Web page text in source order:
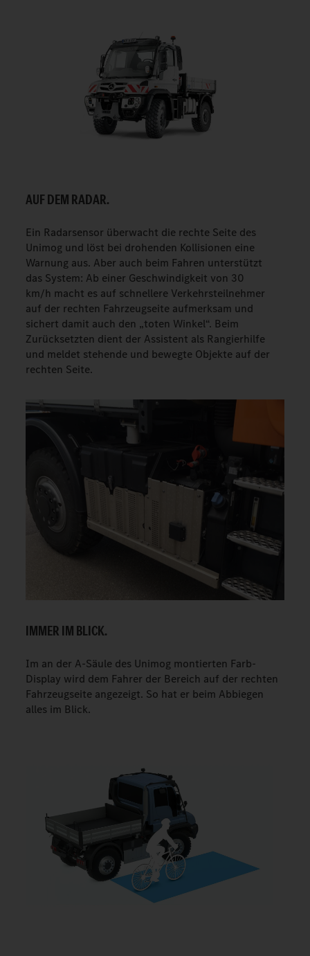
AUF DEM RADAR.
Ein Radarsensor überwacht die rechte Seite des
Unimog und löst bei drohenden Kollisionen eine
Warnung aus. Aber auch beim Fahren unterstützt
das System: Ab einer Geschwindigkeit von 30
km/h macht es auf schnellere Verkehrsteilnehmer
auf der rechten Fahrzeugseite aufmerksam und
sichert damit auch den „toten Winkel“. Beim
Zurücksetzten dient der Assistent als Rangierhilfe
und meldet stehende und bewegte Objekte auf der
rechten Seite.
IMMER IM BLICK.
Im an der A-Säule des Unimog montierten Farb-
Display wird dem Fahrer der Bereich auf der rechten
Fahrzeugseite angezeigt. So hat er beim Abbiegen
alles im Blick.